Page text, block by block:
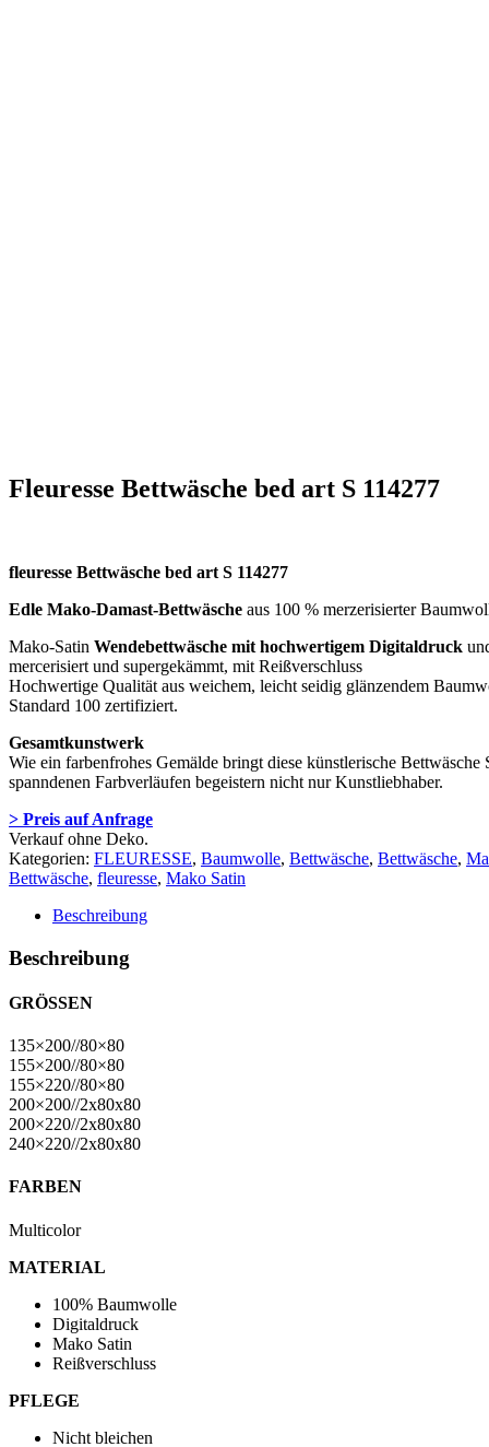
Fleuresse Bettwäsche bed art S 114277
fleuresse Bettwäsche bed art S 114277
Edle Mako-Damast-Bettwäsche aus 100 % merzerisierter
Mako-Satin Wendebettwäsche mit hochwertigem Digitaldruck
mercerisiert und supergekämmt, mit Reißverschluss
Hochwertige Qualität aus weichem, leicht seidig glänzendem
Standard 100 zertifiziert.
Gesamtkunstwerk
Wie ein farbenfrohes Gemälde bringt diese künstlerische
spanndenen Farbverläufen begeistern nicht nur Kunstliebhaber.
> Preis auf Anfrage
Verkauf ohne Deko.
Kategorien: FLEURESSE, Baumwolle, Bettwäsche, Bettwäsche,
Bettwäsche, fleuresse, Mako Satin
Beschreibung
Beschreibung
GRÖSSEN
135×200//80×80
155×200//80×80
155×220//80×80
200×200//2x80x80
200×220//2x80x80
240×220//2x80x80
FARBEN
Multicolor
MATERIAL
100% Baumwolle
Digitaldruck
Mako Satin
Reißverschluss
PFLEGE
Nicht bleichen